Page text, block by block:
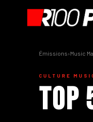
Émissions›Music
CULTURE
Top